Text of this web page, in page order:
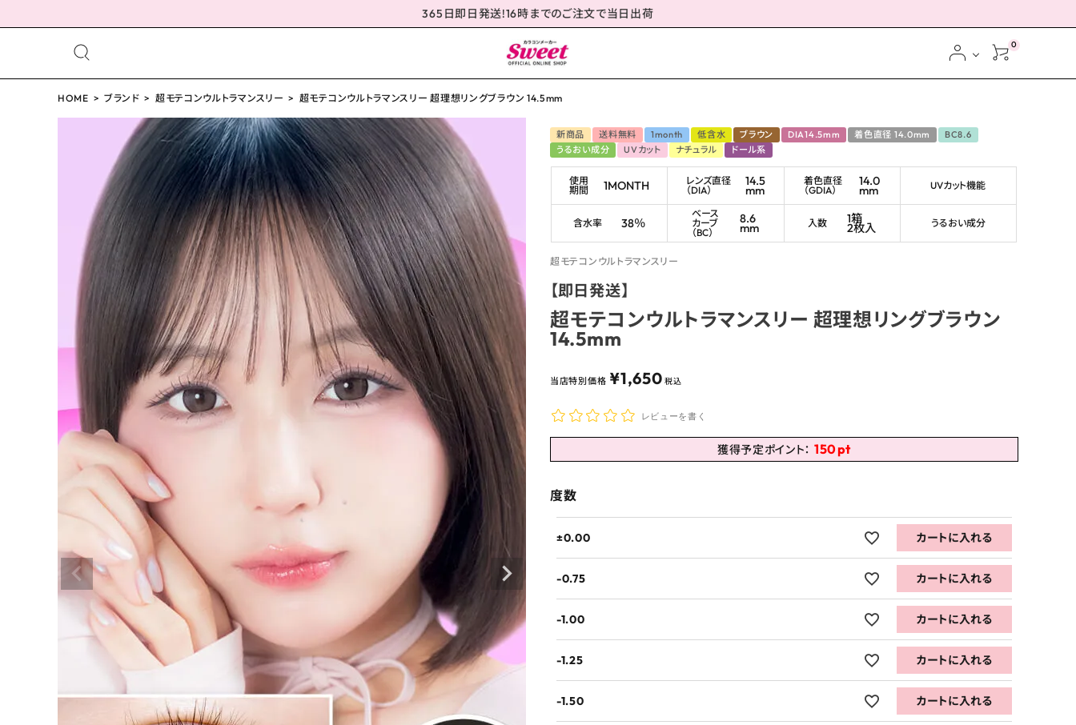
365日即日発送!16時までのご注文で当日出荷
0
ログイン person 会員登録
超モテコンウルトラマンスリー 超理
想リングブラウン 14.5mm
¥ (税込)
配送方法について
発送について
お支払い方法について
お買い物ガイド
HOME ブランド 超モテコンウルトラマンスリー 超モテコンウルトラマンスリー 超理想リングブラウン 14.5mm
新商品 送料無料 1month 低含水 ブラウン DIA14.5mm 着色直径 14.0mm
BC8.6
うるおい成分
UVカット ナチュラル ドール系
使用
期間
1MONTH
レンズ直径
（DIA）
14.5
mm
着色直径
（GDIA）
14.0
mm UVカット機能
含水率 38％
ベース
カーブ
（BC）
8.6
mm 入数 1箱
2枚入 うるおい成分
超モテコンウルトラマンスリー
【即日発送】
超モテコンウルトラマンスリー 超理想リングブラウン
14.5mm
当店特別価格 ¥1,650 税込
レビューを書く
獲得予定ポイント： 150pt
度数
±0.00 カートに入れる
-0.75 カートに入れる
-1.00 カートに入れる
-1.25 カートに入れる
-1.50 カートに入れる